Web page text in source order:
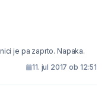
je pa zaprto. Napaka.
11. jul 2017 ob 12:51